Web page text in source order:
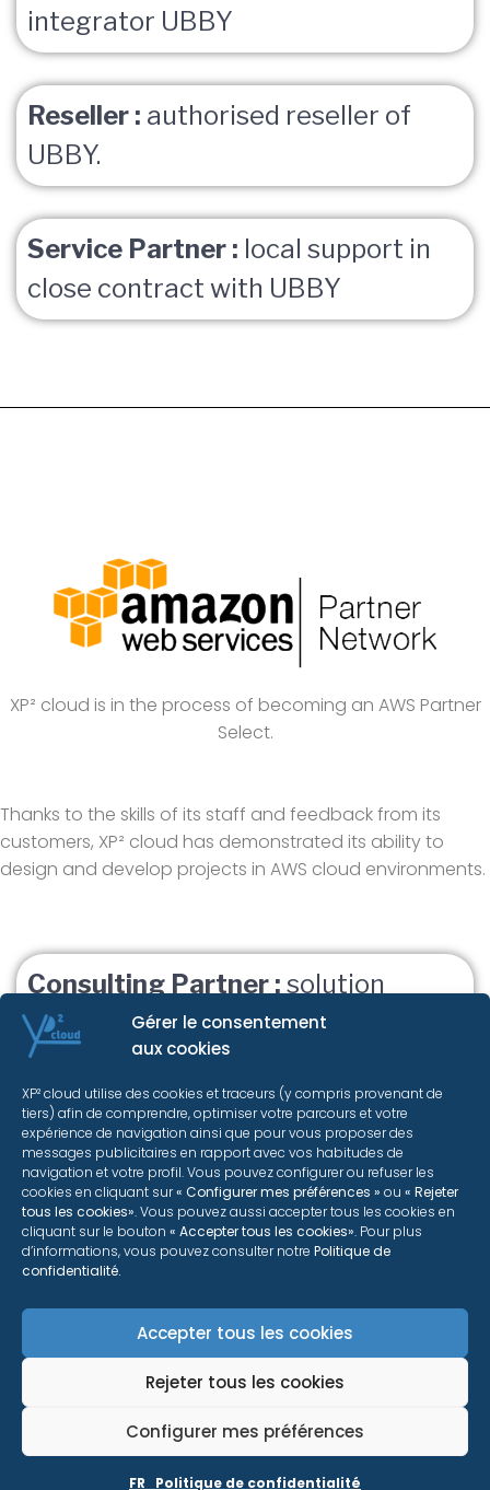
Gérer le consentement
aux cookies
XP² cloud utilise des cookies et traceurs (y compris provenant de
tiers) afin de comprendre, optimiser votre parcours et votre
expérience de navigation ainsi que pour vous proposer des
messages publicitaires en rapport avec vos habitudes de
navigation et votre profil. Vous pouvez configurer ou refuser les
cookies en cliquant sur« Configurer mes préférences » ou « Rejeter
tous les cookies». Vous pouvez aussi accepter tous les cookies en
cliquant sur le bouton « Accepter tous les cookies». Pour plus
d’informations, vous pouvez consulter notre Politique de
confidentialité.
Accepter tous les cookies
Rejeter tous les cookies
Configurer mes préférences
FR_Politique de confidentialité
integrator UBBY
Reseller : authorised reseller of
UBBY.
Service Partner : local support in
close contract with UBBY
XP² cloud is in the process of becoming an AWS Partner
Select.
Thanks to the skills of its staff and feedback from its
customers, XP² cloud has demonstrated its ability to
design and develop projects in AWS cloud environments.
Consulting Partner : solution
integrator in AWS cloud
Training :training in AWS cloud
solutions
More information
©2026 - XP² cloud et XP² cloud International - Tous droits
réservés.